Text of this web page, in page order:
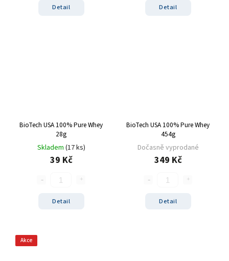
Detail Detail
BioTech USA 100% Pure Whey
28g
Skladem (17 ks)
39 Kč
Detail
BioTech USA 100% Pure Whey
454g
Dočasně vyprodané
349 Kč
Detail
Akce